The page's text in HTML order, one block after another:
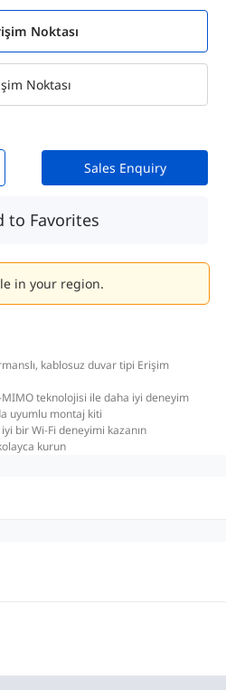
Noktası
Noktası
Sales Enquiry
to Favorites
in your region.
kablosuz duvar tipi Erişim
teknolojisi ile daha iyi deneyim
uyumlu montaj kiti
bir Wi-Fi deneyimi kazanın
kurun